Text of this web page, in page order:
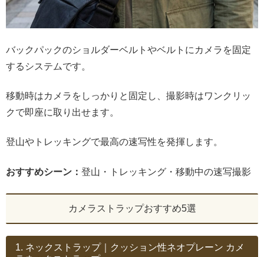
バックパックのショルダーベルトやベルトにカメラを固定
するシステムです。
移動時はカメラをしっかりと固定し、撮影時はワンクリッ
クで即座に取り出せます。
登山やトレッキングで最高の速写性を発揮します。
おすすめシーン： 登山・トレッキング・移動中の速写撮影
カメラストラップおすすめ5選
1. ネックストラップ｜クッション性ネオプレーン カメ